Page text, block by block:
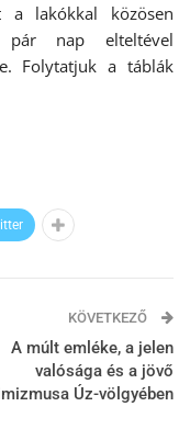
lakókkal közösen
pár nap elteltével
Folytatjuk a táblák
KÖVETKEZŐ
A múlt emléke, a jelen
valósága és a jövő
Úz-völgyében